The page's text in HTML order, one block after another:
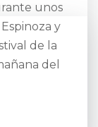
unos
y
de la
del